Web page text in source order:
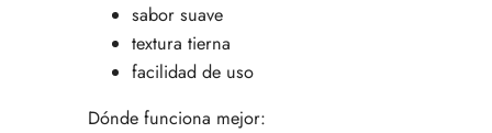
sabor suave
textura tierna
facilidad de uso
Dónde funciona mejor: